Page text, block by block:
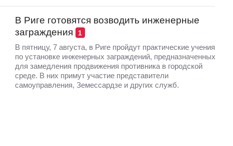
В Риге готовятся возводить инженерные
заграждения
1
В пятницу, 7 августа, в Риге пройдут практические учения
по установке инженерных заграждений, предназначенных
для замедления продвижения противника в городской
среде. В них примут участие представители
самоуправления, Земессардзе и других служб.